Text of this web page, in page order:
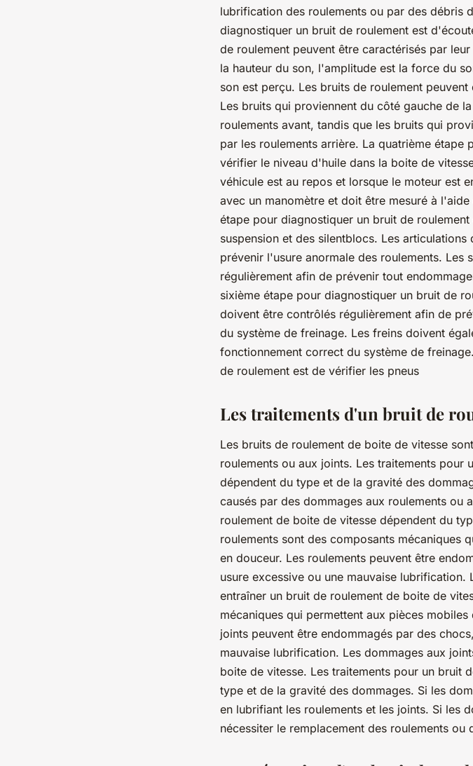
lubrification des roulements ou par des débris
diagnostiquer un bruit de roulement est
de roulement peuvent être caractérisés par
la hauteur du son, l'amplitude est la force du
son est perçu. Les bruits de roulement
Les bruits qui proviennent du côté gauche de
roulements avant, tandis que les bruits qui
par les roulements arrière. La quatrième
vérifier le niveau d'huile dans la boite de
véhicule est au repos et lorsque le moteur est
avec un manomètre et doit être mesuré à
étape pour diagnostiquer un bruit de
suspension et des silentblocs. Les
prévenir l'usure anormale des roulements.
régulièrement afin de prévenir tout
sixième étape pour diagnostiquer un bruit de
doivent être contrôlés régulièrement afin de
du système de freinage. Les freins doivent
fonctionnement correct du système de
de roulement est de vérifier les pneus
Les traitements d'un bruit de
Les bruits de roulement de boite de vitesse
roulements ou aux joints. Les traitements pour
dépendent du type et de la gravité des
causés par des dommages aux roulements ou
roulement de boite de vitesse dépendent du
roulements sont des composants mécaniques
en douceur. Les roulements peuvent être
usure excessive ou une mauvaise
entraîner un bruit de roulement de boite de
mécaniques qui permettent aux pièces
joints peuvent être endommagés par des
mauvaise lubrification. Les dommages aux
boite de vitesse. Les traitements pour un bruit
type et de la gravité des dommages. Si les
en lubrifiant les roulements et les joints. Si les
nécessiter le remplacement des roulements ou